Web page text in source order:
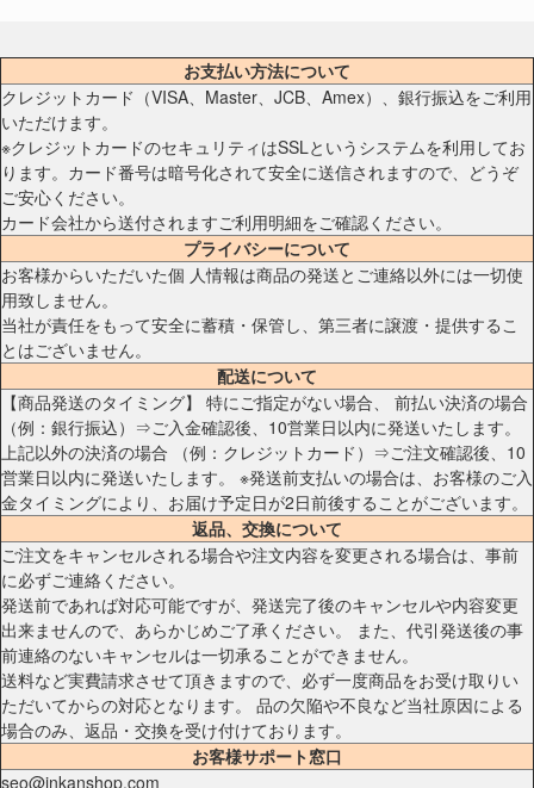
お支払い方法について
クレジットカード（VISA、Master、JCB、Amex）、銀行振込をご利用
いただけます。
※クレジットカードのセキュリティはSSLというシステムを利用してお
ります。カード番号は暗号化されて安全に送信されますので、どうぞ
ご安心ください。
カード会社から送付されますご利用明細をご確認ください。
プライバシーについて
お客様からいただいた個 人情報は商品の発送とご連絡以外には一切使
用致しません。
当社が責任をもって安全に蓄積・保管し、第三者に譲渡・提供するこ
とはございません。
配送について
【商品発送のタイミング】 特にご指定がない場合、 前払い決済の場合
（例：銀行振込）⇒ご入金確認後、10営業日以内に発送いたします。
上記以外の決済の場合 （例：クレジットカード）⇒ご注文確認後、10
営業日以内に発送いたします。 ※発送前支払いの場合は、お客様のご入
金タイミングにより、お届け予定日が2日前後することがございます。
返品、交換について
ご注文をキャンセルされる場合や注文内容を変更される場合は、事前
に必ずご連絡ください。
発送前であれば対応可能ですが、発送完了後のキャンセルや内容変更
出来ませんので、あらかじめご了承ください。 また、代引発送後の事
前連絡のないキャンセルは一切承ることができません。
送料など実費請求させて頂きますので、必ず一度商品をお受け取りい
ただいてからの対応となります。 品の欠陥や不良など当社原因による
場合のみ、返品・交換を受け付けております。
お客様サポート窓口
seo@inkanshop.com